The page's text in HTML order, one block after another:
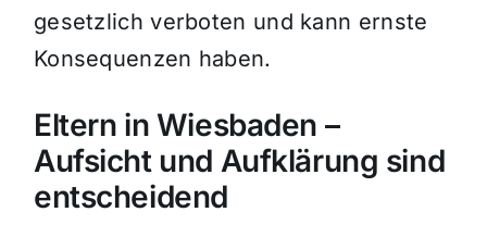
gesetzlich verboten und kann ernste
Konsequenzen haben.
Eltern in Wiesbaden –
Aufsicht und Aufklärung sind
entscheidend